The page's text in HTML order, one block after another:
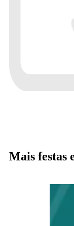
Mais festas